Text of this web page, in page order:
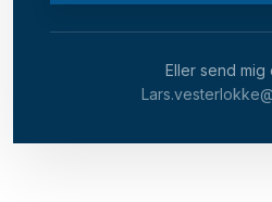
Eller send mig